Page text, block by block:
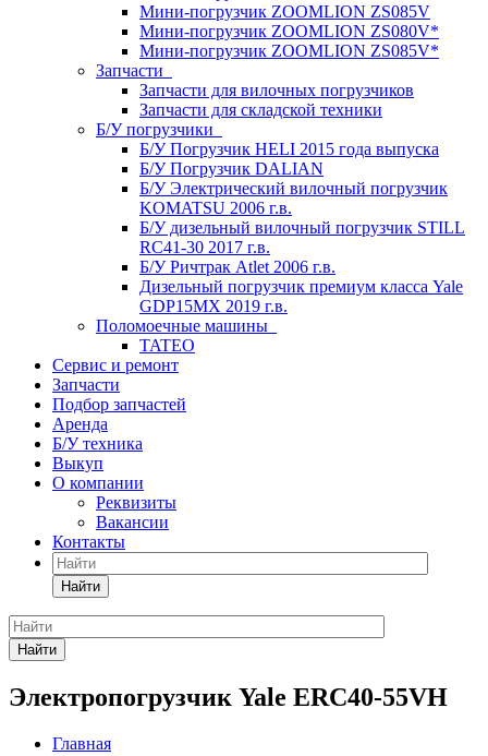
Мини-погрузчик ZOOMLION ZS085V
Мини-погрузчик ZOOMLION ZS080V*
Мини-погрузчик ZOOMLION ZS085V*
Запчасти
Запчасти для вилочных погрузчиков
Запчасти для складской техники
Б/У погрузчики
Б/У Погрузчик HELI 2015 года выпуска
Б/У Погрузчик DALIAN
Б/У Электрический вилочный погрузчик
KOMATSU 2006 г.в.
Б/У дизельный вилочный погрузчик STILL
RC41-30 2017 г.в.
Б/У Ричтрак Atlet 2006 г.в.
Дизельный погрузчик премиум класса Yale
GDP15MX 2019 г.в.
Поломоечные машины
TATEO
Сервис и ремонт
Запчасти
Подбор запчастей
Аренда
Б/У техника
Выкуп
О компании
Реквизиты
Вакансии
Контакты
Найти
Найти
Электропогрузчик Yale ERC40-55VH
Главная